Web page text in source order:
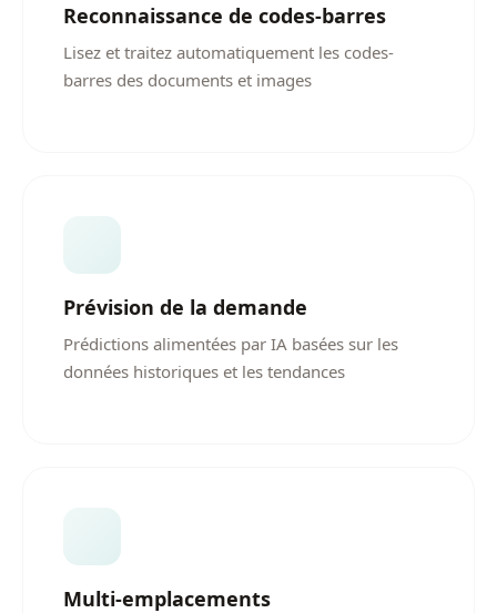
Reconnaissance de codes-barres
Lisez et traitez automatiquement les codes-
barres des documents et images
Prévision de la demande
Prédictions alimentées par IA basées sur les
données historiques et les tendances
Multi-emplacements